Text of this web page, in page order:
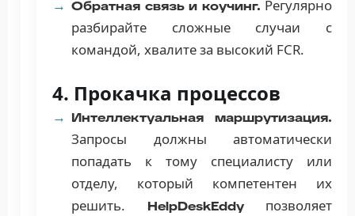
Обратная связь и коучинг. Регулярно
разбирайте сложные случаи с
командой, хвалите за высокий FCR.
4. Прокачка процессов
Интеллектуальная маршрутизация.
Запросы должны автоматически
попадать к тому специалисту или
отделу, который компетентен их
решить.
HelpDeskEddyпозволяет